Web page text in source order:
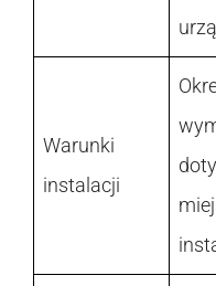
Warunki
instalacji